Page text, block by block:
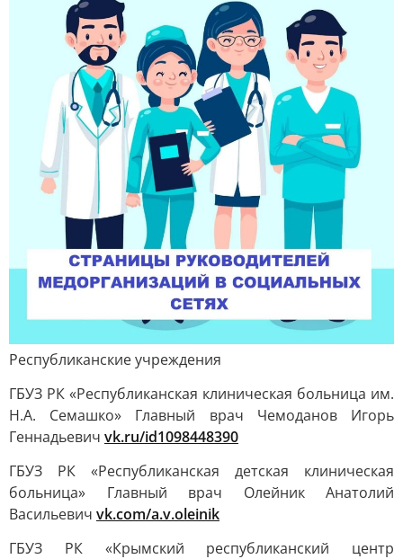
Республиканские учреждения
ГБУЗ РК «Республиканская клиническая больница им.
Н.А. Семашко» Главный врач Чемоданов Игорь
Геннадьевич vk.ru/id1098448390
ГБУЗ РК «Республиканская детская клиническая
больница» Главный врач Олейник Анатолий
Васильевич vk.com/a.v.oleinik
ГБУЗ РК «Крымский республиканский центр